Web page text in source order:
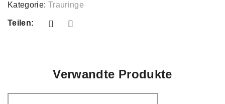
Kategorie: Trauringe
Teilen:
Verwandte Produkte